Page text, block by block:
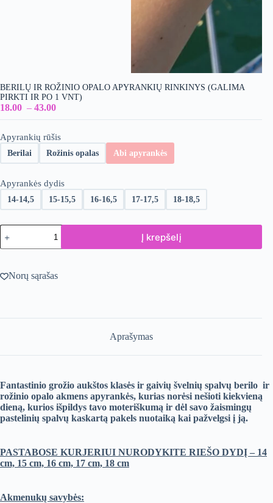
BERILŲ IR ROŽINIO OPALO APYRANKIŲ RINKINYS (GALIMA
PIRKTI IR PO 1 VNT)
18.00 – 43.00
Apyrankių rūšis
Berilai Rožinis opalas Abi apyrankės
Apyrankės dydis
14-14,5 15-15,5 16-16,5 17-17,5 18-18,5
produkto
kiekis:
Berilų
rožinio
opalo
1
Į krepšelį
Norų sąrašas
Aprašymas
Fantastinio grožio aukštos klasės ir gaivių švelnių spalvų berilo ir
rožinio opalo akmens apyrankės, kurias norėsi nešioti kiekvieną
dieną, kurios išpildys tavo moteriškumą ir dėl savo žaismingų
pastelinių spalvų kaskartą pakels nuotaiką kai pažvelgsi į ją.
PASTABOSE KURJERIUI NURODYKITE RIEŠO DYDĮ – 14
cm, 15 cm, 16 cm, 17 cm, 18 cm
Akmenukų savybės: